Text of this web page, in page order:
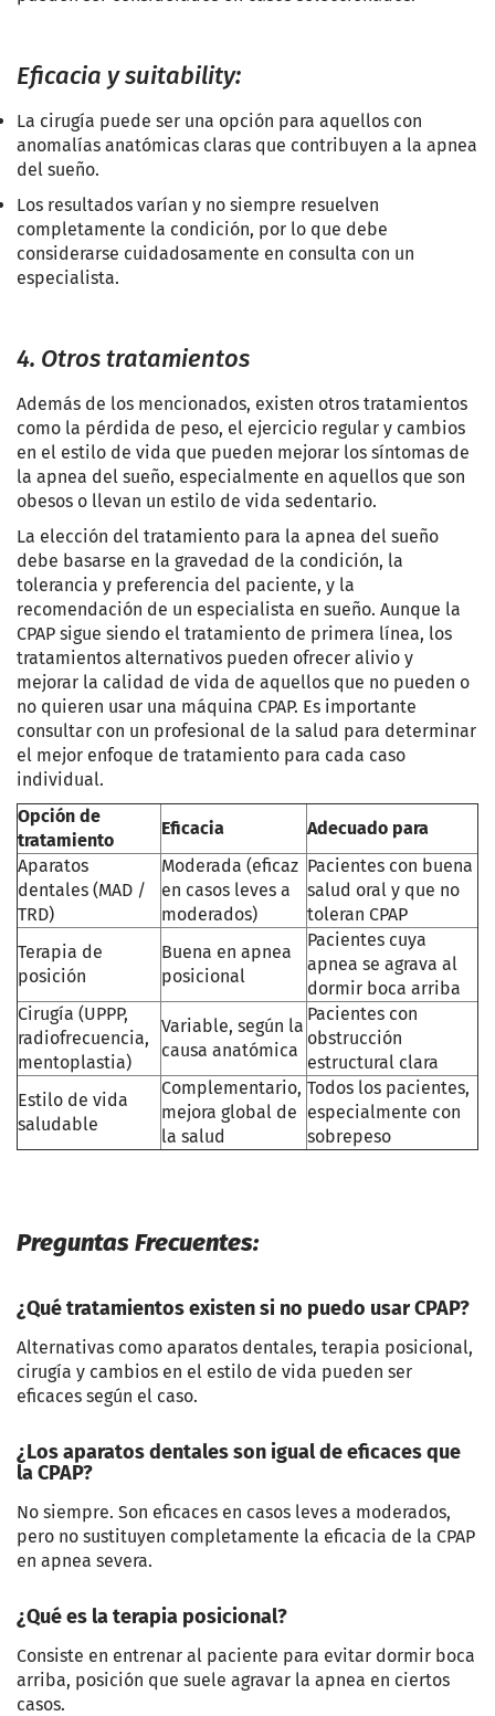
Eficacia y suitability:
La cirugía puede ser una opción para aquellos con
anomalías anatómicas claras que contribuyen a la apnea
del sueño.
Los resultados varían y no siempre resuelven
completamente la condición, por lo que debe
considerarse cuidadosamente en consulta con un
especialista.
4. Otros tratamientos
Además de los mencionados, existen otros tratamientos
como la pérdida de peso, el ejercicio regular y cambios
en el estilo de vida que pueden mejorar los síntomas de
la apnea del sueño, especialmente en aquellos que son
obesos o llevan un estilo de vida sedentario.
La elección del tratamiento para la apnea del sueño
debe basarse en la gravedad de la condición, la
tolerancia y preferencia del paciente, y la
recomendación de un especialista en sueño. Aunque la
CPAP sigue siendo el tratamiento de primera línea, los
tratamientos alternativos pueden ofrecer alivio y
mejorar la calidad de vida de aquellos que no pueden o
no quieren usar una máquina CPAP. Es importante
consultar con un profesional de la salud para determinar
el mejor enfoque de tratamiento para cada caso
individual.
Opción de
tratamiento
Eficacia
Adecuado para
Aparatos
dentales (MAD /
TRD)
Moderada (eficaz
en casos leves a
moderados)
Pacientes con buena
salud oral y que no
toleran CPAP
Terapia de
posición
Buena en apnea
posicional
Pacientes cuya
apnea se agrava al
dormir boca arriba
Cirugía (UPPP,
radiofrecuencia,
mentoplastia)
Variable, según la
causa anatómica
Pacientes con
obstrucción
estructural clara
Estilo de vida
saludable
Complementario,
mejora global de
la salud
Todos los pacientes,
especialmente con
sobrepeso
Preguntas Frecuentes:
¿Qué tratamientos existen si no puedo usar CPAP?
Alternativas como aparatos dentales, terapia posicional,
cirugía y cambios en el estilo de vida pueden ser
eficaces según el caso.
¿Los aparatos dentales son igual de eficaces que
la CPAP?
No siempre. Son eficaces en casos leves a moderados,
pero no sustituyen completamente la eficacia de la CPAP
en apnea severa.
¿Qué es la terapia posicional?
Consiste en entrenar al paciente para evitar dormir boca
arriba, posición que suele agravar la apnea en ciertos
casos.